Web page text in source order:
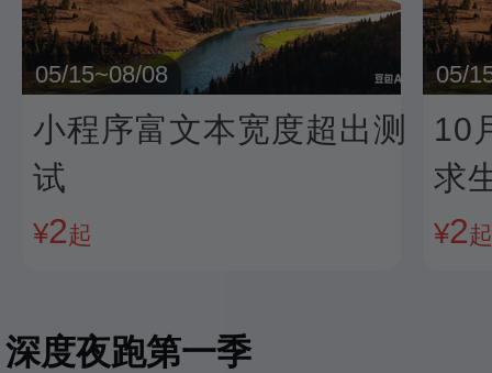
05/15~08/08
小程序富文本宽度超出测
试
¥2起
05/
10
求
¥2起
深度夜跑第一季